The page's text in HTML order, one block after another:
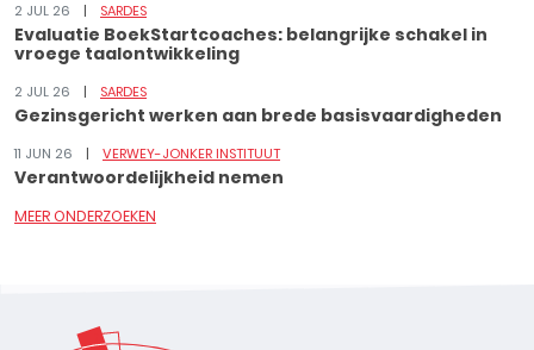
2 JUL 26 SARDES
Evaluatie BoekStartcoaches: belangrijke schakel in
vroege taalontwikkeling
2 JUL 26 SARDES
Gezinsgericht werken aan brede basisvaardigheden
11 JUN 26 VERWEY-JONKER INSTITUUT
Verantwoordelijkheid nemen
MEER ONDERZOEKEN